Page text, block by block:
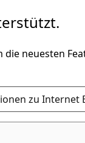
neuesten
zu Internet